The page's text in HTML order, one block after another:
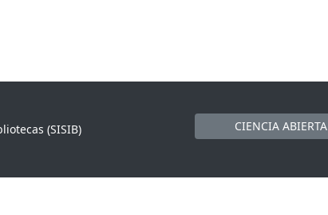
(SISIB)
CIENCIA ABIERTA